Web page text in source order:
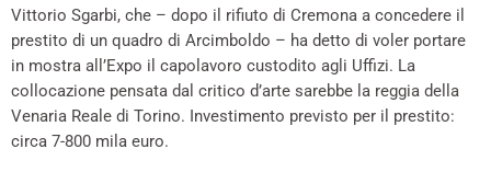
Vittorio Sgarbi, che – dopo il rifiuto di Cremona a concedere il
prestito di un quadro di Arcimboldo – ha detto di voler portare
in mostra all’Expo il capolavoro custodito agli Uffizi. La
collocazione pensata dal critico d’arte sarebbe la reggia della
Venaria Reale di Torino. Investimento previsto per il prestito:
circa 7-800 mila euro.